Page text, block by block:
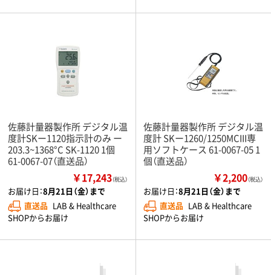
佐藤計量器製作所 デジタル温
度計SKー1120指示計のみ ー
203.3~1368°C SK-1120 1個
61-0067-07（直送品）
￥17,243（税込）
お届け日：8月21日（金）まで
直送品 LAB & Healthcare
SHOPからお届け
佐藤計量器製作所 デジタル温
度計 SKー1260/1250MCIII専
用ソフトケース 61-0067-05 1
個（直送品）
￥2,200（税込）
お届け日：8月21日（金）まで
直送品 LAB & Healthcare
SHOPからお届け